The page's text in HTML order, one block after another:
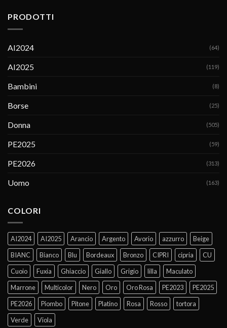
PRODOTTI
AI2024 (64)
AI2025 (119)
Bambini (8)
Borse (25)
Donna (505)
PE2025 (59)
PE2026 (313)
Uomo (163)
COLORI
AI2024 AI2025 Arancio Argento Avorio azzurro
Beige
BIANC
Bianco Blu Bordeaux Bronzo CIPRI cipria
CU
Cuoio
Fuxia Ghiaccio Giallo Grigio lilla
Maculato
Marrone
Multicolor Nero Oro Oro Rosa PE2023
PE2025
PE2026
Piombo Pitone Platino Rosa Rosso
tortora
Verde
Viola